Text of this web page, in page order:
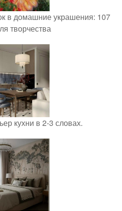
в домашние украшения: 107
творчества
кухни в 2-3 словах.